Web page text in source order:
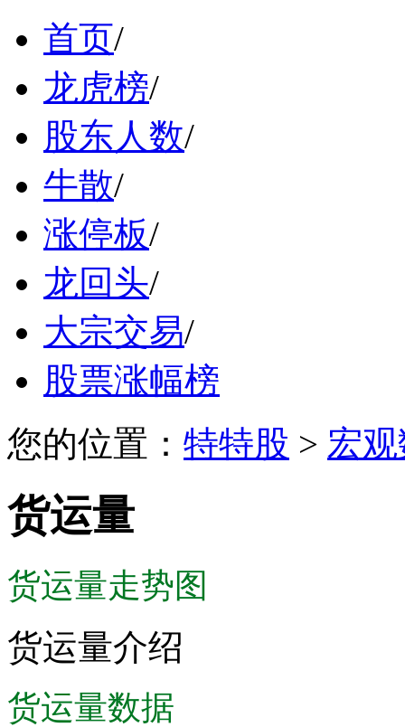
首页/
龙虎榜/
股东人数/
牛散/
涨停板/
龙回头/
大宗交易/
股票涨幅榜
您的位置： 特特股 > 宏
货运量
货运量走势图
货运量介绍
货运量数据